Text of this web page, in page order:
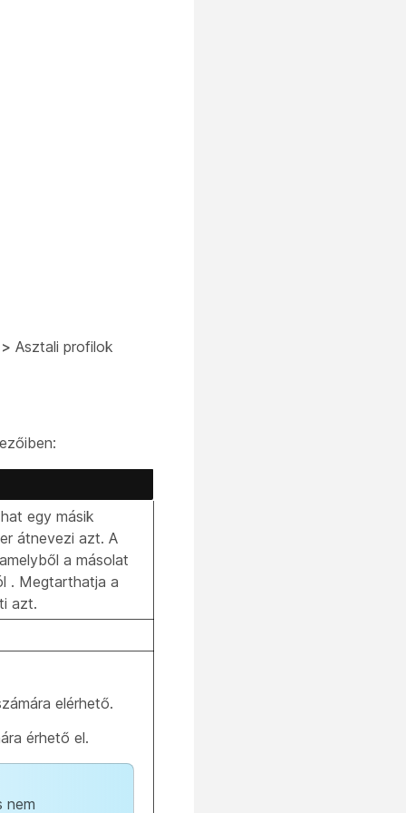
> Asztali profilok
egy másik
átnevezi azt. A
amelyből a másolat
. Megtarthatja a
azt.
elérhető.
érhető el.
nem